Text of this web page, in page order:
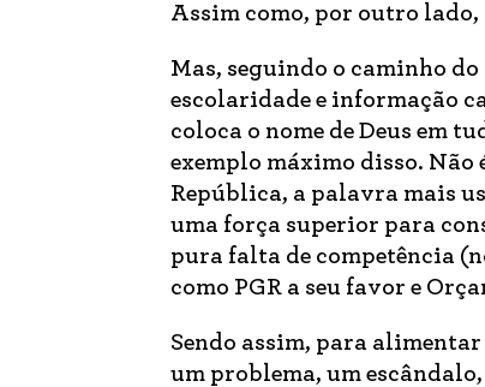
Assim como, por outro lado,
Mas, seguindo o caminho do
escolaridade e informação
coloca o nome de Deus em
exemplo máximo disso. Não
República, a palavra mais
uma força superior para
pura falta de competência
como PGR a seu favor e
Sendo assim, para
um problema, um